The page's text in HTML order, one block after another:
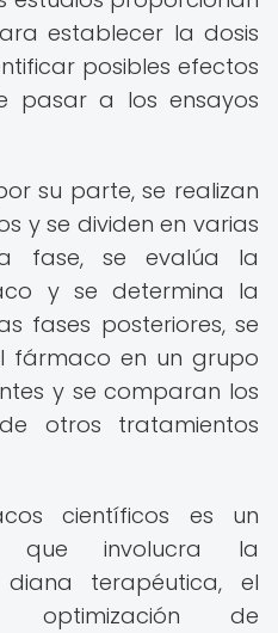
establecer la dosis
posibles efectos
pasar a los ensayos
su parte, se realizan
y se dividen en varias
fase, se evalúa la
y se determina la
fases posteriores, se
fármaco en un grupo
y se comparan los
otros tratamientos
científicos es un
que involucra la
terapéutica, el
optimización de